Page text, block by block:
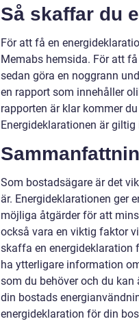
Så skaffar du
För att få en
Memabs hemsida. För att
sedan göra en noggrann
en rapport som innehåller
rapporten är klar kommer
Energideklarationen är
Som bostadsägare är det
är. Energideklarationen ger
möjliga åtgärder för att
också vara en viktig faktor
skaffa en energideklaration
ha ytterligare information
som du behöver och du
din bostads
energideklaration för din